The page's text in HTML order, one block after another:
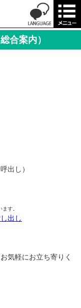
合案内）
出し）
す。
出し
気軽にお立ち寄りく